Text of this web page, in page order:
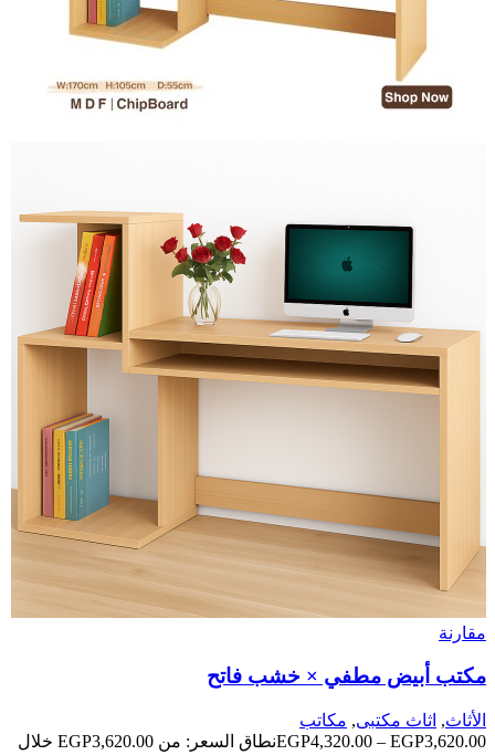
مقارنة
مكتب أبيض مطفي × خشب فاتح
الأثاث, اثاث مكتبى, مكاتب
EGP3,620.00
–
EGP4,320.00
نطاق السعر: من ⁦EGP3,620.00⁩ خلال